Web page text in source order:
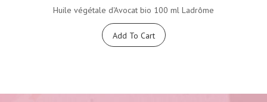
Huile végétale d'Avocat bio 100 ml Ladrôme
Add To Cart